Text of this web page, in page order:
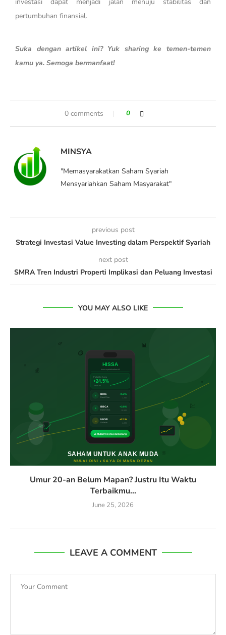
pertumbuhan finansial.
Suka dengan artikel ini? Yuk sharing ke temen-temen
kamu ya. Semoga bermanfaat!
0 comments 0
MINSYA
"Memasyarakatkan Saham Syariah
Mensyariahkan Saham Masyarakat"
previous post
Strategi Investasi Value Investing dalam Perspektif Syariah
next post
SMRA Tren Industri Properti Implikasi dan Peluang Investasi
YOU MAY ALSO LIKE
Umur 20-an Belum Mapan? Justru Itu Waktu
Terbaikmu...
June 25, 2026
LEAVE A COMMENT